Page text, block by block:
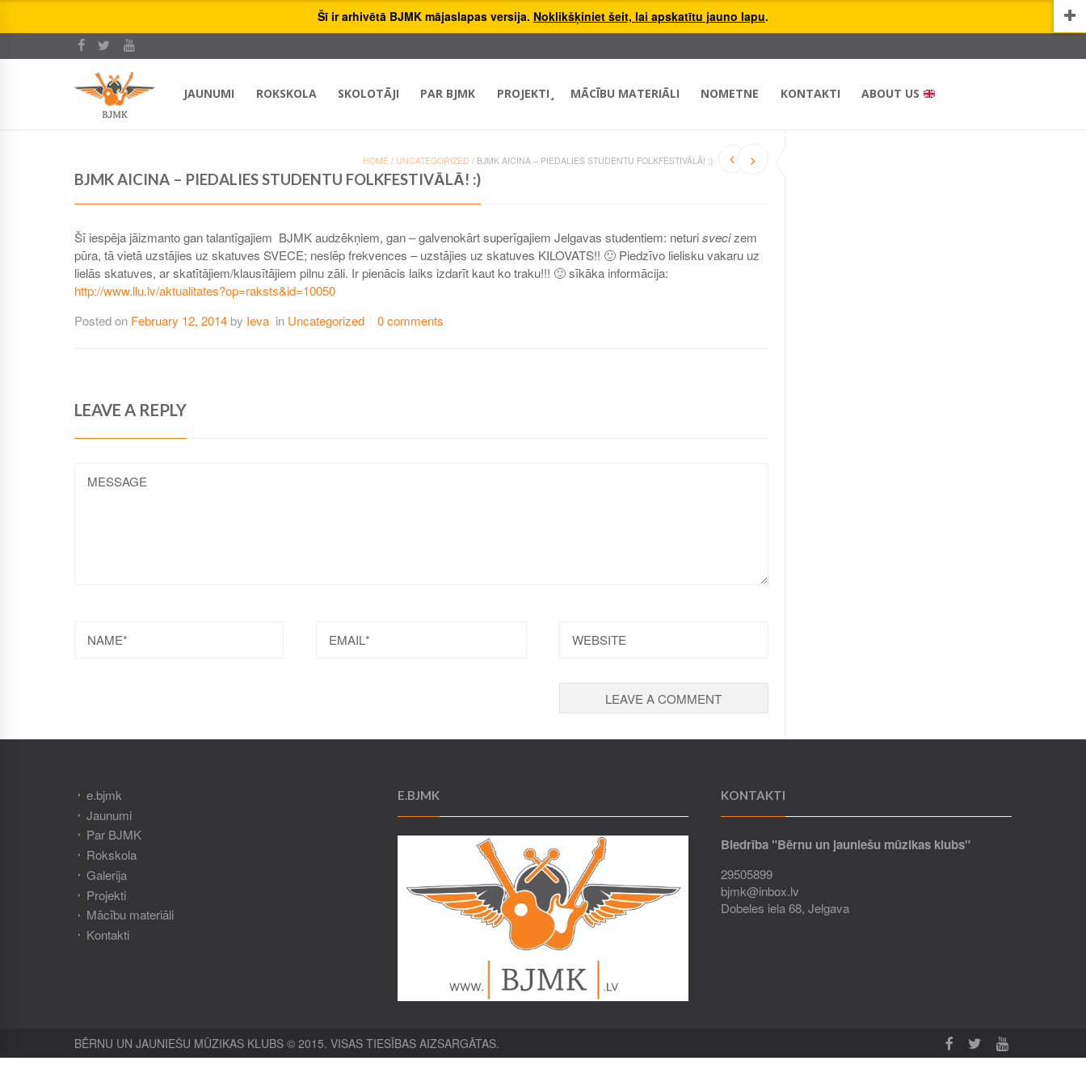
Šī ir arhivētā BJMK mājaslapas versija. Noklikšķiniet šeit, lai apskatītu jauno lapu.
JAUNUMI ROKSKOLA SKOLOTĀJI PAR BJMK PROJEKTI MĀCĪBU MATERIĀLI NOMETNE KONTAKTI ABOUT US
HOME / UNCATEGORIZED / BJMK AICINA – PIEDALIES STUDENTU FOLKFESTIVĀLĀ! :)
BJMK AICINA – PIEDALIES STUDENTU FOLKFESTIVĀLĀ! :)
Šī iespēja jāizmanto gan talantīgajiem BJMK audzēkņiem, gan – galvenokārt superīgajiem Jelgavas studentiem: neturisvecizem
pūra, tā vietā uzstājies uz skatuves SVECE; neslēp frekvences – uzstājies uz skatuves KILOVATS!! 🙂 Piedzīvo lielisku vakaru uz
lielās skatuves, ar skatītājiem/klausītājiem pilnu zāli. Ir pienācis laiks izdarīt kaut ko traku!!! 🙂 sīkāka informācija:
http://www.llu.lv/aktualitates?op=raksts&id=10050
Posted on February 12, 2014 by Ieva in Uncategorized 0 comments
LEAVE A REPLY
e.bjmk
Jaunumi
Par BJMK
Rokskola
Galerija
Projekti
Mācību materiāli
Kontakti
E.BJMK KONTAKTI
Biedrība "Bērnu un jauniešu mūzikas klubs"
29505899
bjmk@inbox.lv
Dobeles iela 68, Jelgava
BĒRNU UN JAUNIEŠU MŪZIKAS KLUBS © 2015. VISAS TIESĪBAS AIZSARGĀTAS.